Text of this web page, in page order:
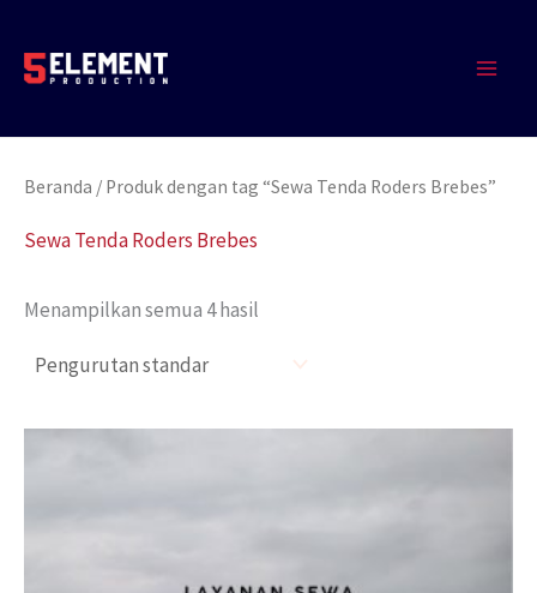
konten
Beranda / Produk dengan tag “Sewa Tenda Roders Brebes”
Sewa Tenda Roders Brebes
Menampilkan semua 4 hasil